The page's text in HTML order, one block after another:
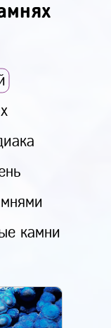
камни